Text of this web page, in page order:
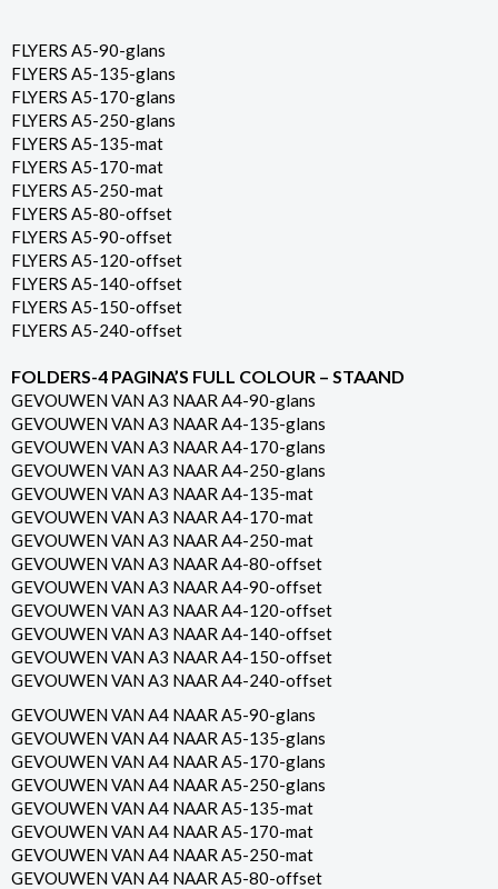
FLYERS A5-90-glans
FLYERS A5-135-glans
FLYERS A5-170-glans
FLYERS A5-250-glans
FLYERS A5-135-mat
FLYERS A5-170-mat
FLYERS A5-250-mat
FLYERS A5-80-offset
FLYERS A5-90-offset
FLYERS A5-120-offset
FLYERS A5-140-offset
FLYERS A5-150-offset
FLYERS A5-240-offset
FOLDERS-4 PAGINA’S FULL COLOUR – STAAND
GEVOUWEN VAN A3 NAAR A4-90-glans
GEVOUWEN VAN A3 NAAR A4-135-glans
GEVOUWEN VAN A3 NAAR A4-170-glans
GEVOUWEN VAN A3 NAAR A4-250-glans
GEVOUWEN VAN A3 NAAR A4-135-mat
GEVOUWEN VAN A3 NAAR A4-170-mat
GEVOUWEN VAN A3 NAAR A4-250-mat
GEVOUWEN VAN A3 NAAR A4-80-offset
GEVOUWEN VAN A3 NAAR A4-90-offset
GEVOUWEN VAN A3 NAAR A4-120-offset
GEVOUWEN VAN A3 NAAR A4-140-offset
GEVOUWEN VAN A3 NAAR A4-150-offset
GEVOUWEN VAN A3 NAAR A4-240-offset
GEVOUWEN VAN A4 NAAR A5-90-glans
GEVOUWEN VAN A4 NAAR A5-135-glans
GEVOUWEN VAN A4 NAAR A5-170-glans
GEVOUWEN VAN A4 NAAR A5-250-glans
GEVOUWEN VAN A4 NAAR A5-135-mat
GEVOUWEN VAN A4 NAAR A5-170-mat
GEVOUWEN VAN A4 NAAR A5-250-mat
GEVOUWEN VAN A4 NAAR A5-80-offset